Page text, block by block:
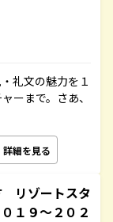
礼文の魅力を１
ーまで。さあ、
詳細を見る
リゾートスタ
１９～２０２